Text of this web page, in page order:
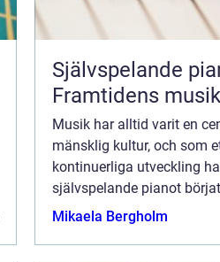
Självspelande
Framtidens
Musik har alltid varit en
mänsklig kultur, och som
kontinuerliga utveckling
självspelande pianot
viktigare plats i våra liv.
Mikaela Bergholm